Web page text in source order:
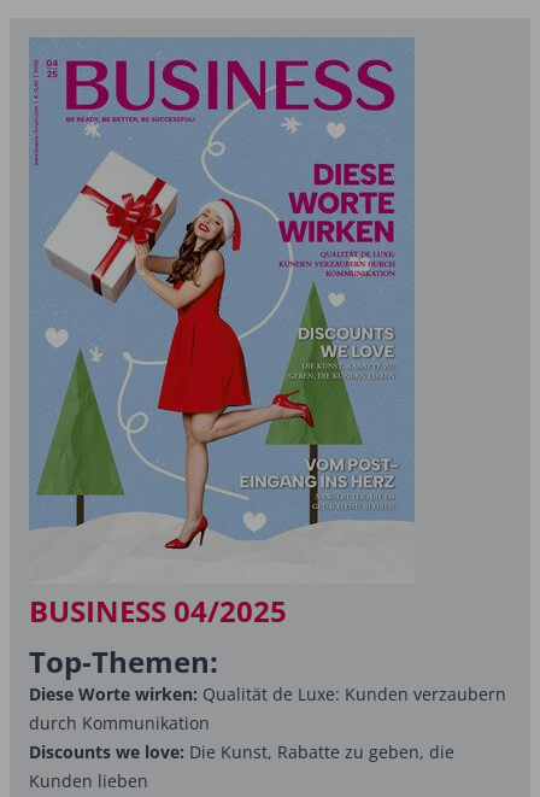
BUSINESS 04/2025
Top-Themen:
Diese Worte wirken: Qualität de Luxe: Kunden verzaubern
durch Kommunikation
Discounts we love: Die Kunst, Rabatte zu geben, die
Kunden lieben